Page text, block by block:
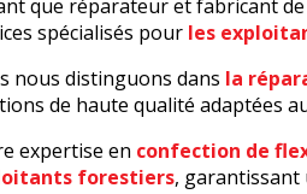
que réparateur et fabricant
spécialisés pour les
nous distinguons dans la
de haute qualité adaptées
expertise en confection de
forestiers, garantissant